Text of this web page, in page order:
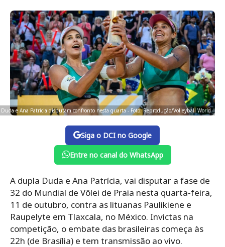
Duda e Ana Patrícia disputam confronto nesta quarta - Foto: Reprodução/Volleyball World
Siga o DCI no Google
Entre no canal do WhatsApp
A dupla Duda e Ana Patrícia, vai disputar a fase de
32 do Mundial de Vôlei de Praia nesta quarta-feira,
11 de outubro, contra as lituanas Paulikiene e
Raupelyte em Tlaxcala, no México. Invictas na
competição, o embate das brasileiras começa às
22h (de Brasília) e tem transmissão ao vivo.